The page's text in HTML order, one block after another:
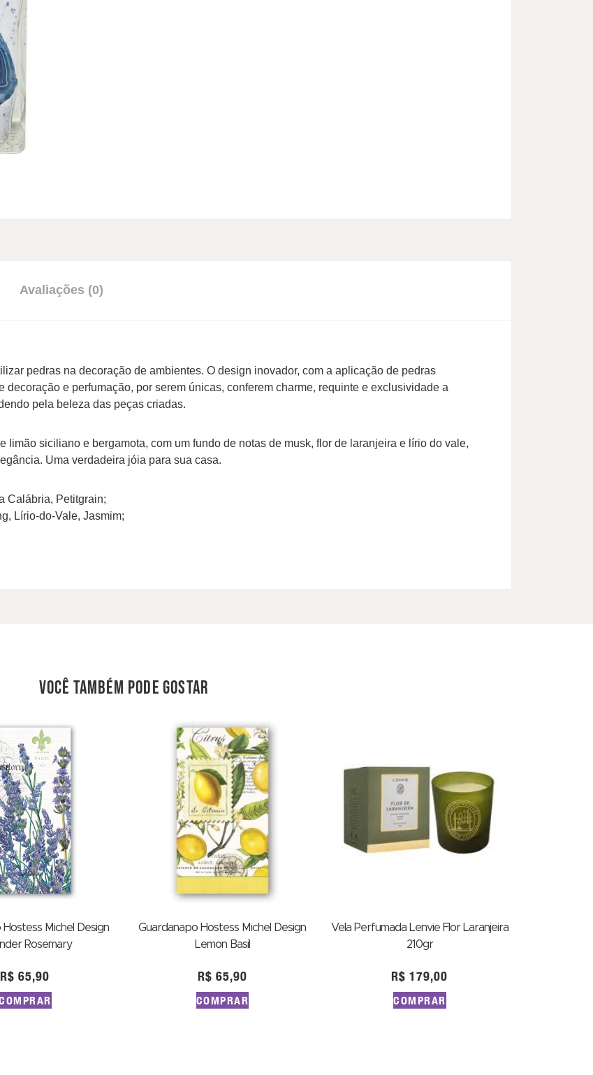
Avaliações (0)
pedras na decoração de ambientes. O design inovador, com a aplicação de pedras
decoração e perfumação, por serem únicas, conferem charme, requinte e exclusividade a
pela beleza das peças criadas.
limão siciliano e bergamota, com um fundo de notas de musk, flor de laranjeira e lírio do vale,
Uma verdadeira jóia para sua casa.
Calábria, Petitgrain;
Lírio-do-Vale, Jasmim;
você também pode gostar
Michel Design
Rosemary
R$ 65,90
Guardanapo Hostess Michel Design
Lemon Basil
R$ 65,90
COMPRAR
Vela Perfumada Lenvie Flor Laranjeira
210gr
R$ 179,00
COMPRAR